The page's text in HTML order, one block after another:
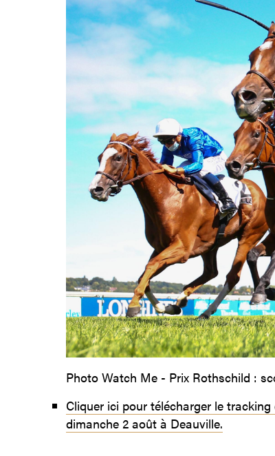
Photo Watch Me - Prix Rothschild :
Cliquer ici pour télécharger le
dimanche 2 août à Deauville.